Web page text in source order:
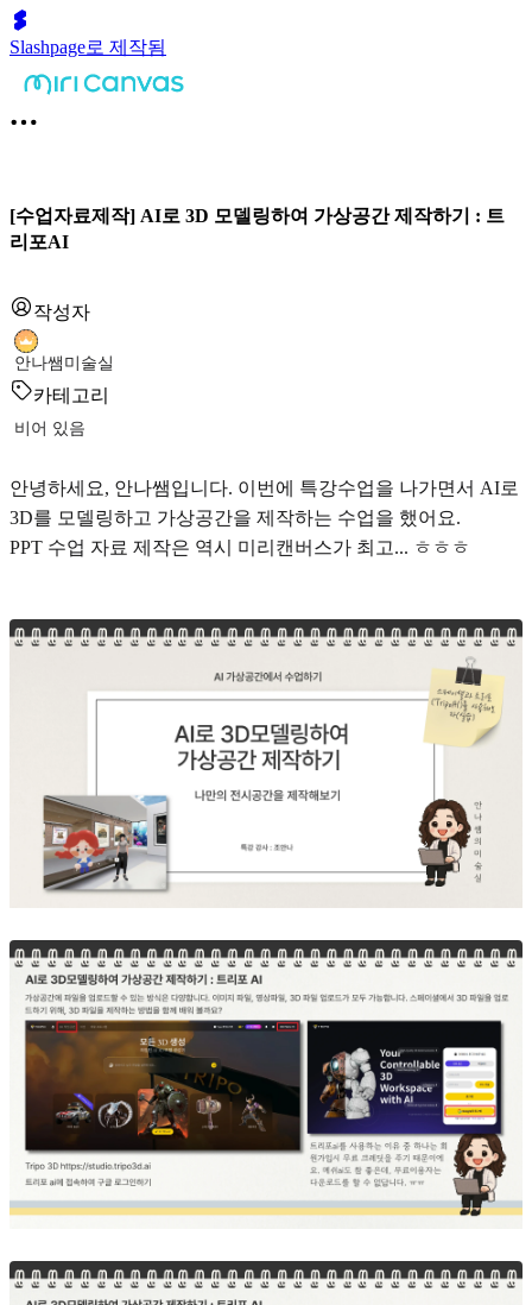
Slashpage로 제작됨
[수업자료제작] AI로 3D 모델링하여 가상공간 제작하기 : 트
리포AI
작성자
안나쌤미술실
카테고리
비어 있음
안녕하세요, 안나쌤입니다. 이번에 특강수업을 나가면서 AI로
3D를 모델링하고 가상공간을 제작하는 수업을 했어요.
PPT 수업 자료 제작은 역시 미리캔버스가 최고... ㅎㅎㅎ